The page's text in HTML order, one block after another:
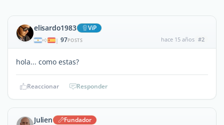
elisardo1983 ViP
| 97POSTS hace 15 años #2
hola... como estas?
Reaccionar Responder
Julien Fundador